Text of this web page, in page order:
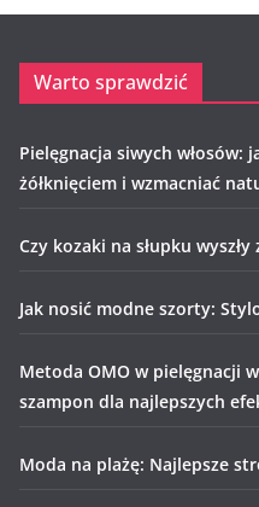
Warto sprawdzić
Pielęgnacja siwych włosów:
żółknięciem i wzmacniać
Czy kozaki na słupku wyszły
Jak nosić modne szorty:
Metoda OMO w pielęgnacji
szampon dla najlepszych
Moda na plażę: Najlepsze